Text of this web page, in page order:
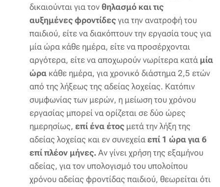
δικαιούνται για τον θηλασμό και τις
αυξημένες φροντίδες για την ανατροφή του
παιδιού, είτε να διακόπτουν την εργασία τους για
μία ώρα κάθε ημέρα, είτε να προσέρχονται
αργότερα, είτε να αποχωρούν νωρίτερα κατά μία
ώρα κάθε ημέρα, για χρονικό διάστημα 2,5 ετών
από της λήξεως της αδείας λοχείας. Κατόπιν
συμφωνίας των μερών, η μείωση του χρόνου
εργασίας μπορεί να ορίζεται σε δύο ώρες
ημερησίως, επί ένα έτος μετά την λήξη της
αδείας λοχείας και εν συνεχεία επί 1 ώρα για 6
επί πλέον μήνες. Αν γίνει χρήση της εξαμήνου
αδείας, για τον υπολογισμό του υπολοίπου
χρόνου αδείας φροντίδας παιδιού, θεωρείται ότι